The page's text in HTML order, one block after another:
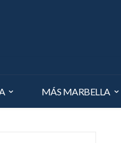
MÁS MARBELLA